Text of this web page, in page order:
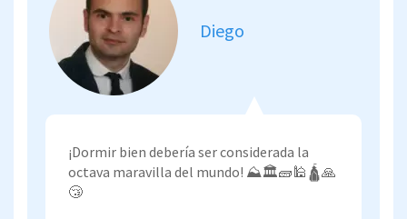
¡Dormir bien debería ser considerada la
octava maravilla del mundo! ⛰️🏛️🧱🕌🛕🙏
😴
Diego